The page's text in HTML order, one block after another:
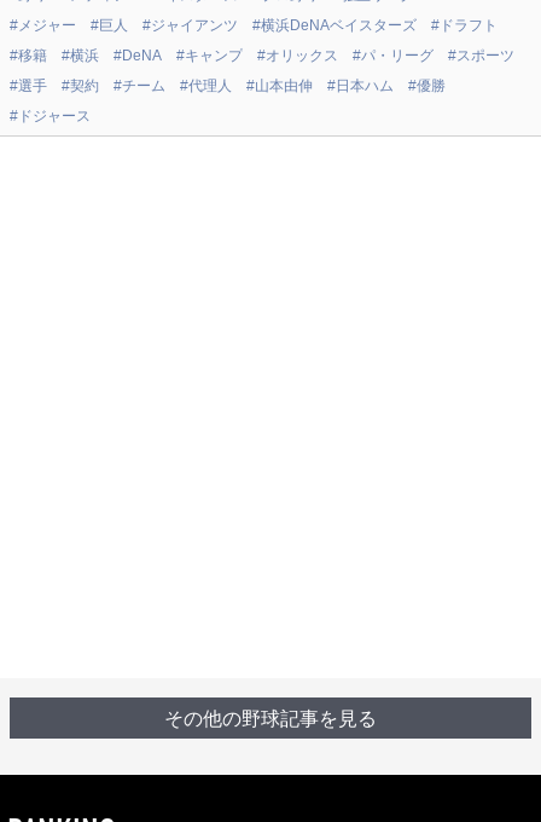
#メジャー
#巨人 #ジャイアンツ #横浜DeNAベイスターズ
#ドラフト
#移籍
#横浜 #DeNA #キャンプ #オリックス #パ・リーグ
#スポーツ
#選手
#契約 #チーム #代理人 #山本由伸 #日本ハム
#優勝
#ドジャース
その他の野球記事を見る